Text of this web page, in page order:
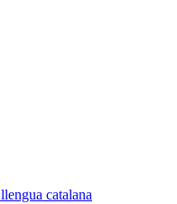
catalana